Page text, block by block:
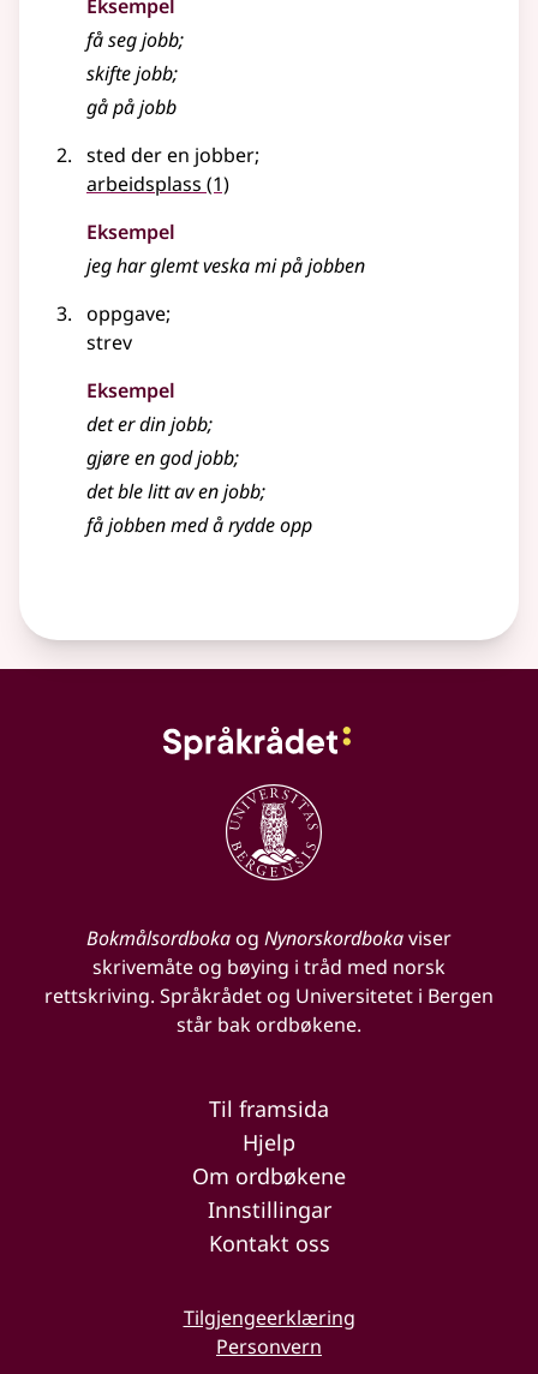
Eksempel
få seg jobb;
skiftejobb;
gå påjobb
sted der en jobber;
arbeidsplass (1)
Eksempel
jeg har glemt veska mi påjobben
oppgave;
strev
Eksempel
det er dinjobb;
gjøre en godjobb;
det ble litt av enjobb;
fåjobbenmed å rydde opp
Bokmålsordbokaog Nynorskordbokaviser
skrivemåte og bøying i tråd med norsk
rettskriving. Språkrådet og Universitetet i Bergen
står bak ordbøkene.
Til framsida
Hjelp
Om ordbøkene
Innstillingar
Kontakt oss
Tilgjengeerklæring
Personvern